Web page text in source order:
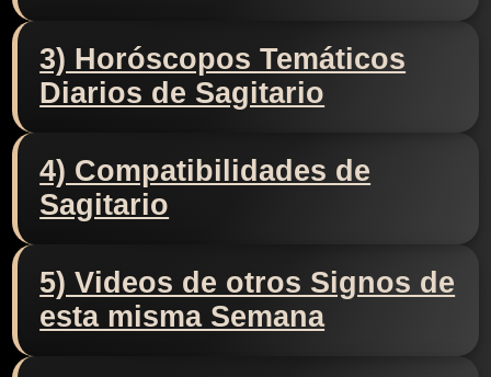
3) Horóscopos Temáticos
Diarios de Sagitario
4) Compatibilidades de
Sagitario
5) Videos de otros Signos de
esta misma Semana